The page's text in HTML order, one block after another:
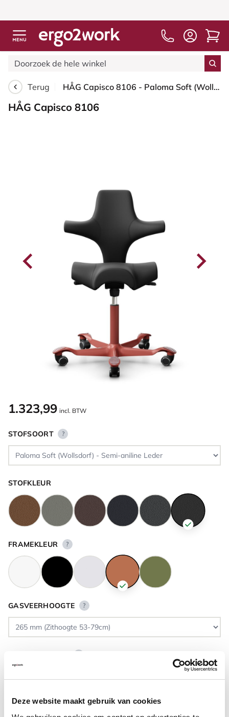
Deze website maakt gebruik van cookies
Terug HÅG Capisco 8106 - Paloma Soft (Wollsdorf) - Semi-aniline Leder - PL56100 Black - Blush Rose - 265 mm (Zithoogte 53-79cm) - Harde wielen t.b.v. zachte vloeren
HÅG Capisco 8106
1.323,99 incl. BTW
STOFSOORT ?
STOFKLEUR
FRAMEKLEUR ?
GASVEERHOOGTE ?